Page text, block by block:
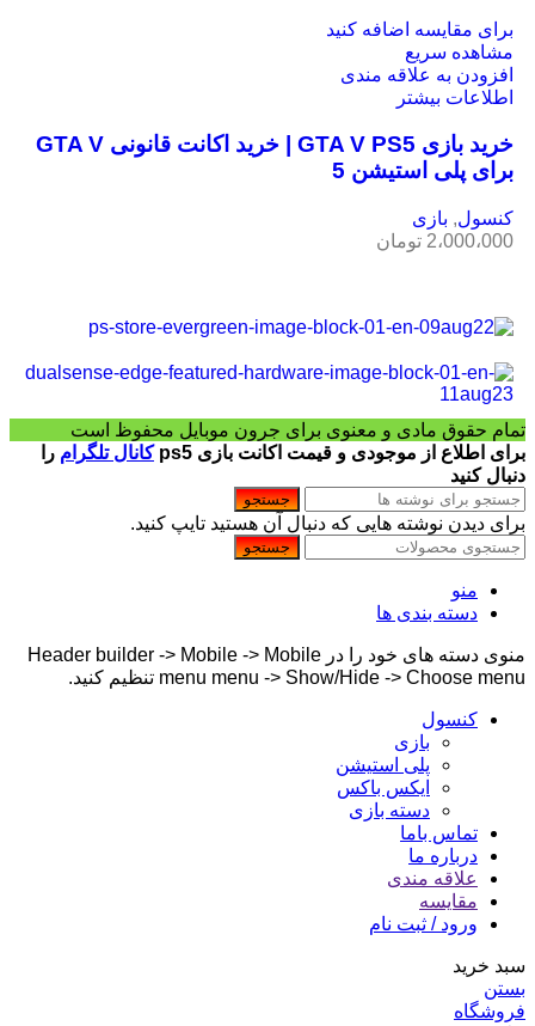
برای مقایسه اضافه کنید
مشاهده سریع
افزودن به علاقه مندی
اطلاعات بیشتر
خرید بازی GTA V PS5 | خرید اکانت قانونی GTA V
برای پلی استیشن 5
کنسول, بازی
2،000،000 تومان
تمام حقوق مادی و معنوی برای جرون موبایل محفوظ است
برای اطلاع از موجودی و قیمت اکانت بازی ps5
کانال تلگرام را
دنبال کنید
جستجو
برای دیدن نوشته هایی که دنبال آن هستید تایپ کنید.
جستجو
منو
دسته بندی ها
منوی دسته های خود را در Header builder -> Mobile -> Mobile
menu menu -> Show/Hide -> Choose menu تنظیم کنید.
کنسول
بازی
پلی استیشن
ایکس باکس
دسته بازی
تماس باما
درباره ما
علاقه مندی
مقایسه
ورود / ثبت نام
سبد خرید
بستن
فروشگاه